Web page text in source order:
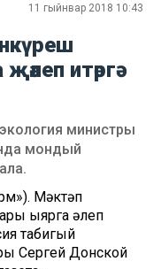
11 гыйнвар 2018 10:43
итәргә
министры
мондый
Мәктәп
җыярга җәлеп
табигый
Сергей Донской